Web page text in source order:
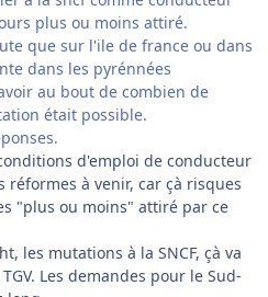
plus ou moins attiré.
que sur l'ile de france ou dans
dans les pyrénnées
au bout de combien de
était possible.
d'emploi de conducteur
à venir, car çà risques
"plus ou moins" attiré par ce
les mutations à la SNCF, çà va
Les demandes pour le Sud-